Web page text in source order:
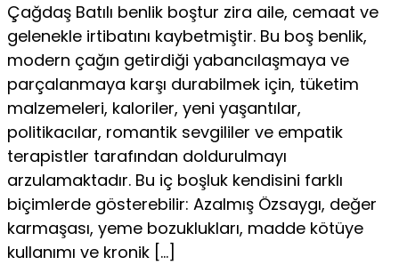
Çağdaş Batılı benlik boştur zira aile, cemaat ve
gelenekle irtibatını kaybetmiştir. Bu boş benlik,
modern çağın getirdiği yabancılaşmaya ve
parçalanmaya karşı durabilmek için, tüketim
malzemeleri, kaloriler, yeni yaşantılar,
politikacılar, romantik sevgililer ve empatik
terapistler tarafından doldurulmayı
arzulamaktadır. Bu iç boşluk kendisini farklı
biçimlerde gösterebilir: Azalmış Özsaygı, değer
karmaşası, yeme bozuklukları, madde kötüye
kullanımı ve kronik […]